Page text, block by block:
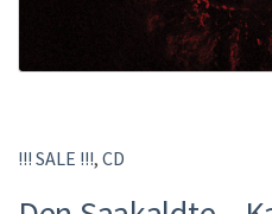
!!! SALE !!!, CD